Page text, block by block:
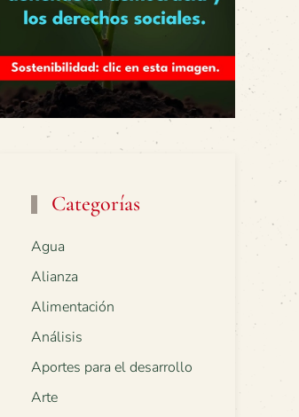
Categorías
Agua
Alianza
Alimentación
Análisis
Aportes para el desarrollo
Arte